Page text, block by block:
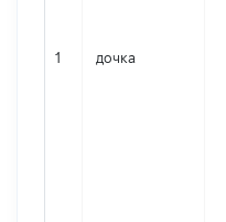
1 дочка